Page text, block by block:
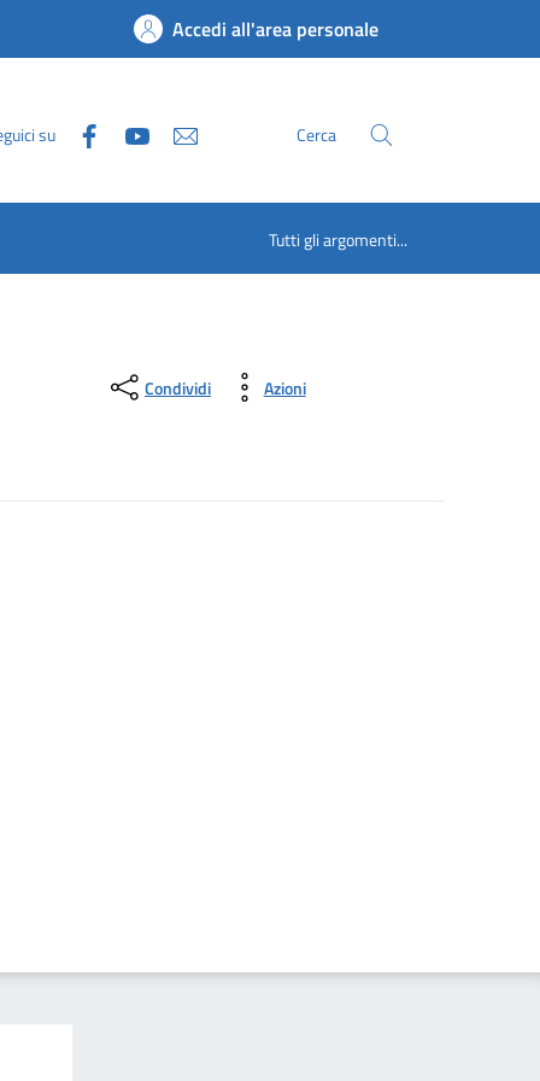
Accedi all'area personale
su Cerca
Tutti gli argomenti...
Condividi Azioni